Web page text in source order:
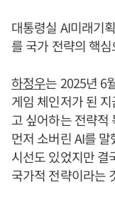
대통령실 AI미래기
를 국가 전략의 핵
하정우는 2025년 6
게임 체인저가 된
고 싶어하는 전략적
먼저 소버린 AI를
시선도 있었지만 결
국가적 전략이라는